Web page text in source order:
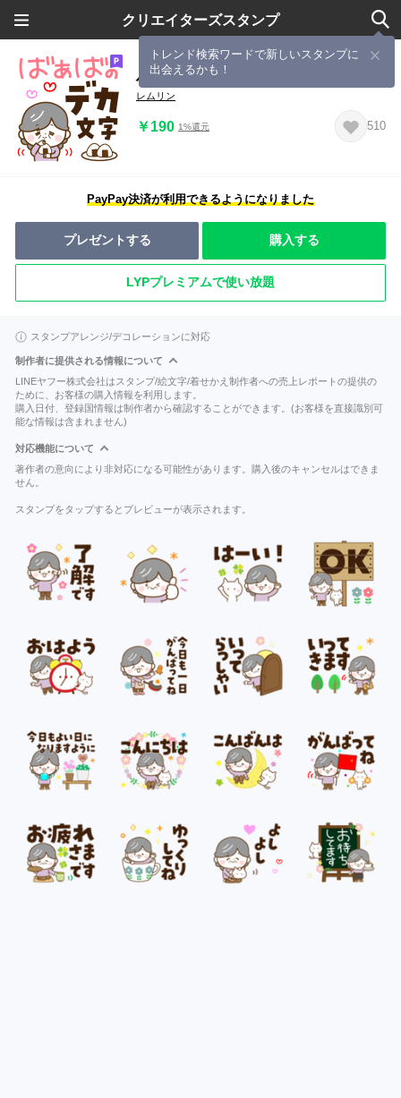
クリエイターズスタンプ
トレンド検索ワードで新しいスタンプに
出会えるかも！
ハッピーばあば♡デカ文字
レムリン
￥190 1%還元 510
PayPay決済が利用できるようになりました
プレゼントする 購入する
LYPプレミアムで使い放題
スタンプアレンジ/デコレーションに対応
制作者に提供される情報について
LINEヤフー株式会社はスタンプ/絵文字/着せかえ制作者への売上レポートの提供の
ために、お客様の購入情報を利用します。
購入日付、登録国情報は制作者から確認することができます。(お客様を直接識別可
能な情報は含まれません)
対応機能について
著作者の意向により非対応になる可能性があります。購入後のキャンセルはできま
せん。
スタンプをタップするとプレビューが表示されます。